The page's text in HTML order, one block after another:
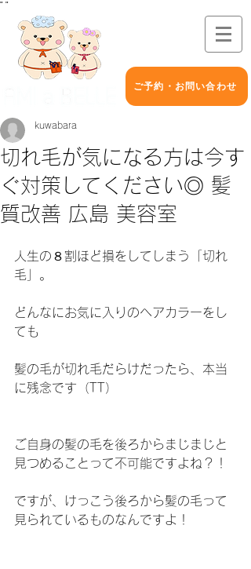
" "
ご予約・お問い合わせ
切れ毛が気になる方は今す
ぐ対策してください◎ 髪
質改善 広島 美容室
kuwabara
人生の８割ほど損をしてしまう「切れ
毛」。
どんなにお気に入りのヘアカラーをし
ても
髪の毛が切れ毛だらけだったら、本当
に残念です（TT）
ご自身の髪の毛を後ろからまじまじと
見つめることって不可能ですよね？！
ですが、けっこう後ろから髪の毛って
見られているものなんですよ！